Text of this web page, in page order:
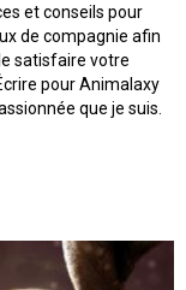
et conseils pour
de compagnie afin
satisfaire votre
pour Animalaxy
que je suis.